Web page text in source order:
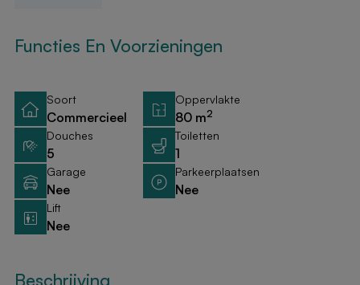
Functies En Voorzieningen
Soort
Commercieel
Oppervlakte
80 m2
Douches
5
Toiletten
1
Garage
Nee
Parkeerplaatsen
Nee
Lift
Nee
Beschrijving